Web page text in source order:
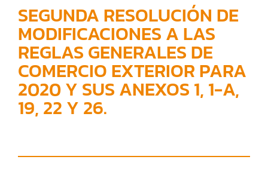
SEGUNDA RESOLUCIÓN DE
MODIFICACIONES A LAS
REGLAS GENERALES DE
COMERCIO EXTERIOR PARA
2020 Y SUS ANEXOS 1, 1-A,
19, 22 Y 26.